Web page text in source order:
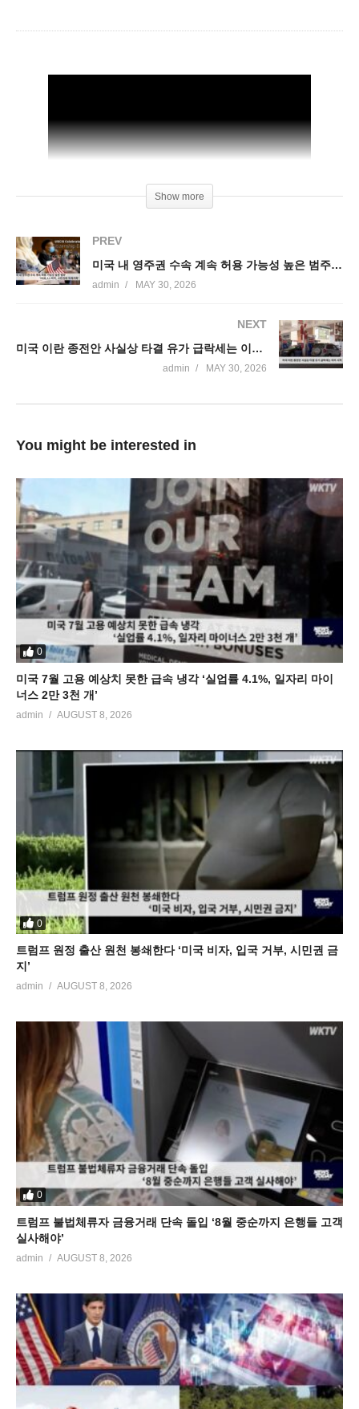
Show more
PREV
미국 내 영주권 수속 계속 허용 가능성 높은 범주 ‘H1B, L1 비자, 시민권자 직계가족’
admin MAY 30, 2026
NEXT
미국 이란 종전안 사실상 타결 유가 급락세는 이미 시작
admin MAY 30, 2026
You might be interested in
0
미국 7월 고용 예상치 못한 급속 냉각 ‘실업률 4.1%, 일자리 마이
너스 2만 3천 개’
admin AUGUST 8, 2026
0
트럼프 원정 출산 원천 봉쇄한다 ‘미국 비자, 입국 거부, 시민권 금
지’
admin AUGUST 8, 2026
0
트럼프 불법체류자 금융거래 단속 돌입 ‘8월 중순까지 은행들 고객
실사해야’
admin AUGUST 8, 2026